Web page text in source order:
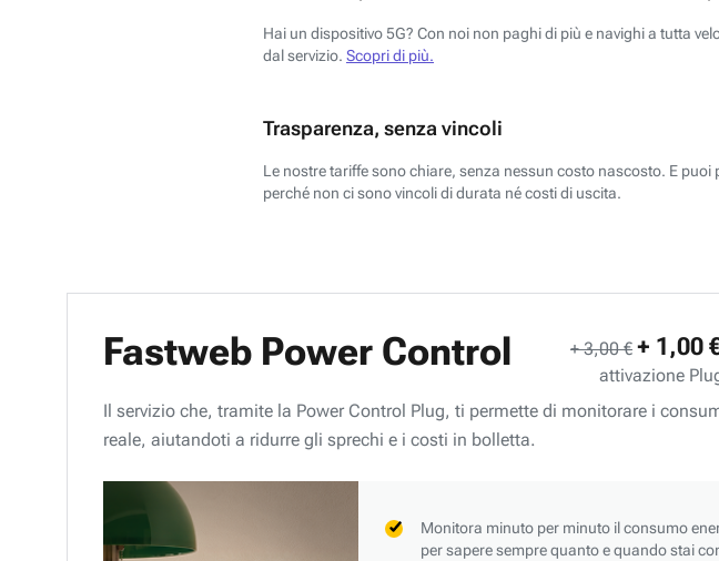
Hai un dispositivo 5G? Con noi non paghi di più e navighi a tutta
dal servizio. Scopri di più.
Trasparenza, senza vincoli
Le nostre tariffe sono chiare, senza nessun costo nascosto. E puoi
perché non ci sono vincoli di durata né costi di uscita.
Fastweb Power Control + 3,00 € + 1,00
attivazione
Il servizio che, tramite la Power Control Plug, ti permette di monitorare i
reale, aiutandoti a ridurre gli sprechi e i costi in bolletta.
Monitora minuto per minuto il consumo
per sapere sempre quanto e quando stai